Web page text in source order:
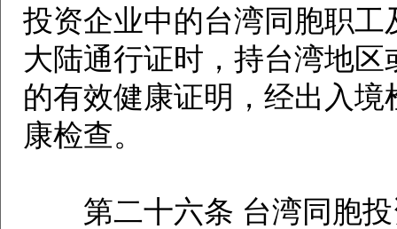
投资企业中的台湾同胞职
大陆通行证时，持台湾地
的有效健康证明，经出入
康检查。
第二十六条 台湾同胞投